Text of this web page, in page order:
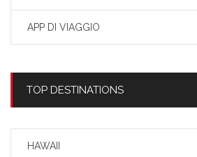
APP DI VIAGGIO
TOP DESTINATIONS
HAWAII